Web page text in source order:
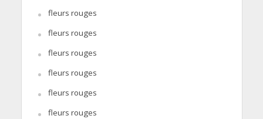
fleurs rouges
fleurs rouges
fleurs rouges
fleurs rouges
fleurs rouges
fleurs rouges